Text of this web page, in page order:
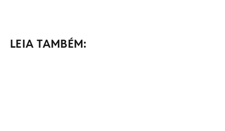
LEIA TAMBÉM: